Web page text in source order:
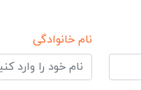
نام خانوادگی